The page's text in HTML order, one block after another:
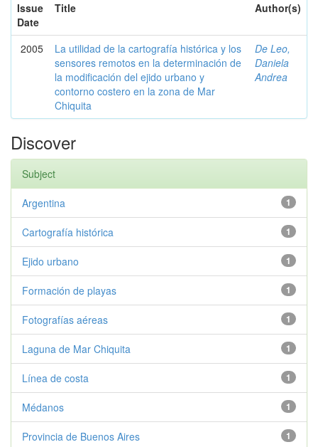
Issue
Date
Title Author(s)
2005
La utilidad de la cartografía histórica y los
sensores remotos en la determinación de
la modificación del ejido urbano y
contorno costero en la zona de Mar
Chiquita
De Leo,
Daniela
Andrea
Discover
Subject
1
Argentina
1
Cartografía histórica
1
Ejido urbano
1
Formación de playas
1
Fotografías aéreas
1
Laguna de Mar Chiquita
1
Línea de costa
1
Médanos
1
Provincia de Buenos Aires